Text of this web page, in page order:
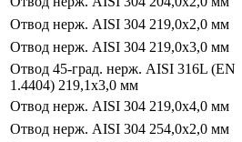
Отвод нерж. AISI 304 219,0х2,0 мм
Отвод нерж. AISI 304 219,0х3,0 мм
Отвод 45-град. нерж. AISI 316L (EN
1.4404) 219,1х3,0 мм
Отвод нерж. AISI 304 219,0х4,0 мм
Отвод нерж. AISI 304 254,0х2,0 мм